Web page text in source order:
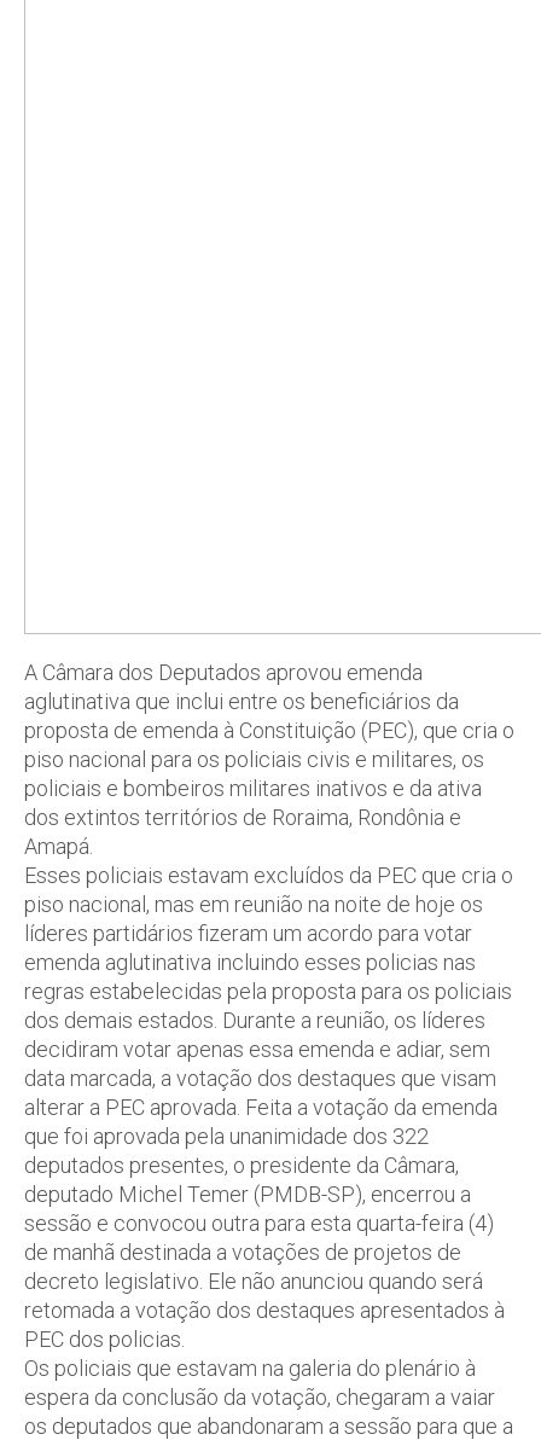
A Câmara dos Deputados aprovou emenda
aglutinativa que inclui entre os beneficiários da
proposta de emenda à Constituição (PEC), que cria o
piso nacional para os policiais civis e militares, os
policiais e bombeiros militares inativos e da ativa
dos extintos territórios de Roraima, Rondônia e
Amapá.
Esses policiais estavam excluídos da PEC que cria o
piso nacional, mas em reunião na noite de hoje os
líderes partidários fizeram um acordo para votar
emenda aglutinativa incluindo esses policias nas
regras estabelecidas pela proposta para os policiais
dos demais estados. Durante a reunião, os líderes
decidiram votar apenas essa emenda e adiar, sem
data marcada, a votação dos destaques que visam
alterar a PEC aprovada. Feita a votação da emenda
que foi aprovada pela unanimidade dos 322
deputados presentes, o presidente da Câmara,
deputado Michel Temer (PMDB-SP), encerrou a
sessão e convocou outra para esta quarta-feira (4)
de manhã destinada a votações de projetos de
decreto legislativo. Ele não anunciou quando será
retomada a votação dos destaques apresentados à
PEC dos policias.
Os policiais que estavam na galeria do plenário à
espera da conclusão da votação, chegaram a vaiar
os deputados que abandonaram a sessão para que a